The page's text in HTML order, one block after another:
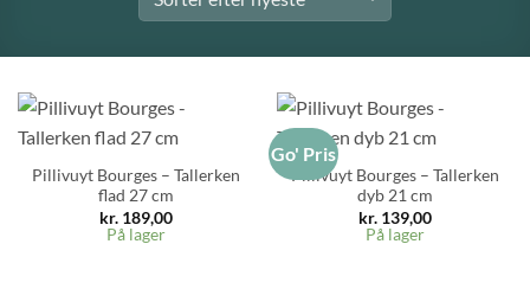
Pillivuyt Bourges – Tallerken
flad 27 cm
kr.189,00
På lager
Go' Pris
Pillivuyt Bourges – Tallerken
dyb 21 cm
kr.139,00
På lager